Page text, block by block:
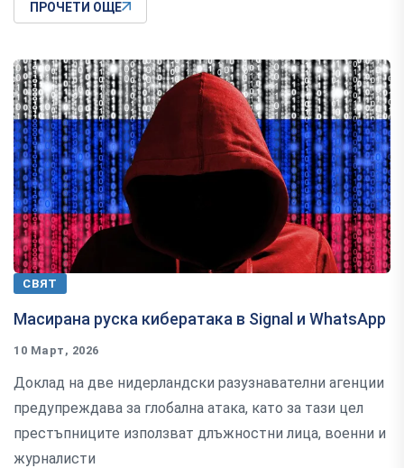
ПРОЧЕТИ ОЩЕ
СВЯТ
Масирана руска кибератака в Signal и WhatsApp
10 Март, 2026
Доклад на две нидерландски разузнавателни агенции
предупреждава за глобална атака, като за тази цел
престъпниците използват длъжностни лица, военни и
журналисти